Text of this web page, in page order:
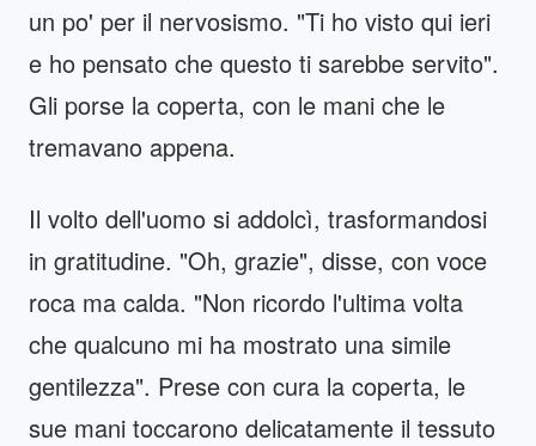
un po' per il nervosismo. "Ti ho visto qui ieri
e ho pensato che questo ti sarebbe servito".
Gli porse la coperta, con le mani che le
tremavano appena.
Il volto dell'uomo si addolcì, trasformandosi
in gratitudine. "Oh, grazie", disse, con voce
roca ma calda. "Non ricordo l'ultima volta
che qualcuno mi ha mostrato una simile
gentilezza". Prese con cura la coperta, le
sue mani toccarono delicatamente il tessuto